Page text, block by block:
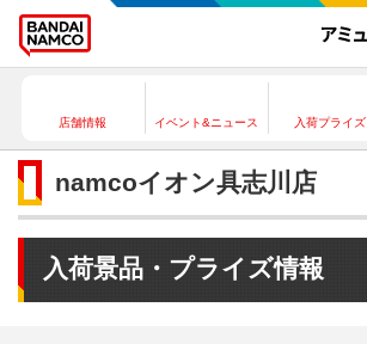
店舗情報 イベント&ニュース 入荷プライズ
namcoイオン具志川店
入荷景品・プライズ情報